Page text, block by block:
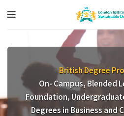
British Degree
On- Campus, Blended
Foundation,
Degrees in Business and